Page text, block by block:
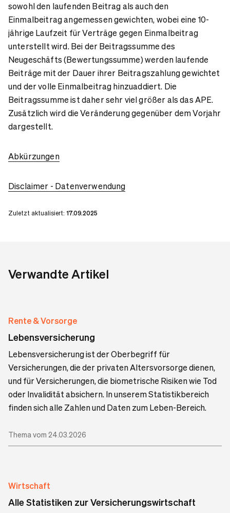
sowohl den laufenden Beitrag als auch den
Einmalbeitrag angemessen gewichten, wobei eine 10-
jährige Laufzeit für Verträge gegen Einmalbeitrag
unterstellt wird. Bei der Beitragssumme des
Neugeschäfts (Bewertungssumme) werden laufende
Beiträge mit der Dauer ihrer Beitragszahlung gewichtet
und der volle Einmalbeitrag hinzuaddiert. Die
Beitragssumme ist daher sehr viel größer als das APE.
Zusätzlich wird die Veränderung gegenüber dem Vorjahr
dargestellt.
Abkürzungen
Disclaimer - Datenverwendung
Zuletzt aktualisiert: 17.09.2025
Verwandte Artikel
Rente & Vorsorge
Lebensversicherung
Lebensversicherung ist der Oberbegriff für
Versicherungen, die der privaten Altersvorsorge dienen,
und für Versicherungen, die biometrische Risiken wie Tod
oder Invalidität absichern. In unserem Statistikbereich
finden sich alle Zahlen und Daten zum Leben-Bereich.
Thema vom 24.03.2026
Wirtschaft
Alle Statistiken zur Versicherungswirtschaft